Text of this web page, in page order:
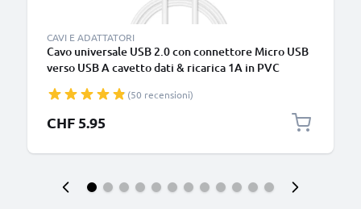
CAVI E ADATTATORI
Cavo universale USB 2.0 con connettore Micro USB
verso USB A cavetto dati & ricarica 1A in PVC
(50 recensioni)
CHF 5.95